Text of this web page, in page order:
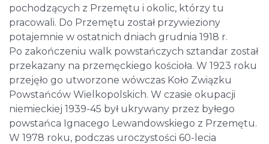
pochodzących z Przemętu i okolic, którzy tu
pracowali. Do Przemętu został przywieziony
potajemnie w ostatnich dniach grudnia 1918 r.
Po zakończeniu walk powstańczych sztandar został
przekazany na przemęckiego kościoła. W 1923 roku
przejęło go utworzone wówczas Koło Związku
Powstańców Wielkopolskich. W czasie okupacji
niemieckiej 1939-45 był ukrywany przez byłego
powstańca Ignacego Lewandowskiego z Przemętu.
W 1978 roku, podczas uroczystości 60-lecia